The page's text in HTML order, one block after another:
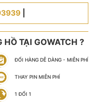
HỒ TẠI GOWATCH ?
ĐỔI HÀNG DỄ DÀNG - MIỄN PHÍ
THAY PIN MIỄN PHÍ
1 ĐỔI 1